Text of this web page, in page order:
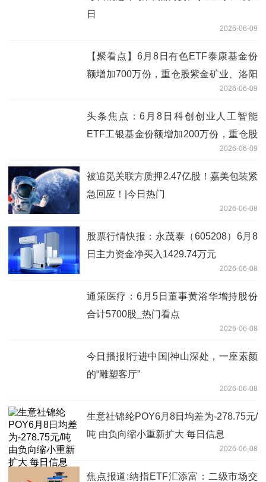
日
2026-06-09
【聚看点】6月8日有色ETF泰康基金份
额增加700万份，重仓股紫金矿业、洛阳
2026-06-09
头条焦点：6月8日科创创业人工智能
ETF工银基金份额增加200万份，重仓股
2026-06-09
被追觅关联方质押2.47亿股！嘉美包装紧
急回应！|今日热门
2026-06-08
股票行情快报：永茂泰（605208）6月8
日主力资金净买入1429.74万元
2026-06-08
通策医疗：6月5日董事黄浴华增持股份
合计5700股_热门看点
2026-06-08
今日播报!行进中国|神山深处，一座素颜
的“雕塑客厅”‌
2026-06-08
生意社锦纶POY6月8日均差为-278.75元/
吨 由负向缩小重新扩大 每日信息
2026-06-08
焦点报道:纳指ETF汇添富：二级市场交